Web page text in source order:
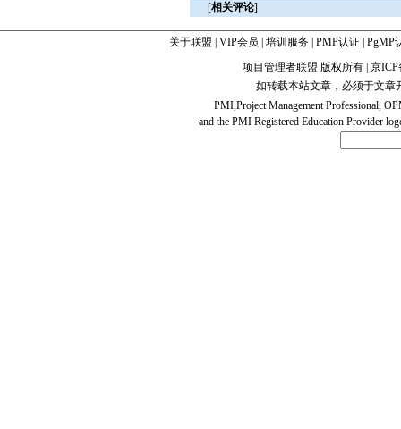
[相关评论]
关于联盟 VIP会员 培训服务 PMP认证 PgMP
项目管理者联盟 版权所有 | 京ICP
如转载本站文章，必须于文章
PMI,Project Management Professional,
and the PMI Registered Education Provider